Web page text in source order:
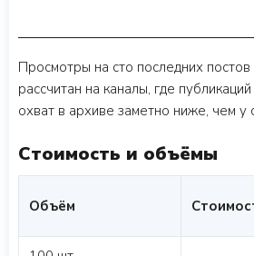
Просмотры на сто последних
рассчитан на каналы, где
охват в архиве заметно ниже, чем у
Стоимость и объёмы
Объём